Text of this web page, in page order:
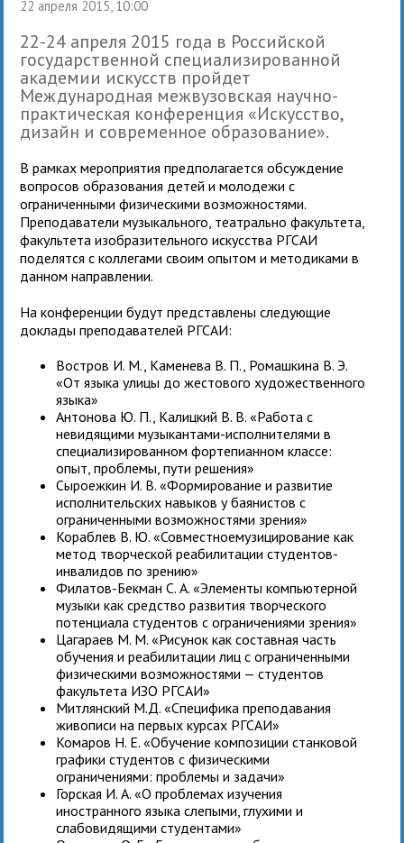
22 апреля 2015, 10:00
22-24 апреля 2015 года в Российской
государственной специализированной
академии искусств пройдет
Международная межвузовская научно-
практическая конференция «Искусство,
дизайн и современное образование».
В рамках мероприятия предполагается обсуждение
вопросов образования детей и молодежи с
ограниченными физическими возможностями.
Преподаватели музыкального, театрально факультета,
факультета изобразительного искусства РГСАИ
поделятся с коллегами своим опытом и методиками в
данном направлении.
На конференции будут представлены следующие
доклады преподавателей РГСАИ:
Востров И. М., Каменева В. П., Ромашкина В. Э.
«От языка улицы до жестового художественного
языка»
Антонова Ю. П., Калицкий В. В. «Работа с
невидящими музыкантами-исполнителями в
специализированном фортепианном классе:
опыт, проблемы, пути решения»
Сыроежкин И. В. «Формирование и развитие
исполнительских навыков у баянистов с
ограниченными возможностями зрения»
Кораблев В. Ю. «Совместноемузицирование как
метод творческой реабилитации студентов-
инвалидов по зрению»
Филатов-Бекман С. А. «Элементы компьютерной
музыки как средство развития творческого
потенциала студентов с ограничениями зрения»
Цагараев М. М. «Рисунок как составная часть
обучения и реабилитации лиц с ограниченными
физическими возможностями — студентов
факультета ИЗО РГСАИ»
Митлянский М.Д. «Специфика преподавания
живописи на первых курсах РГСАИ»
Комаров Н. Е. «Обучение композиции станковой
графики студентов с физическими
ограничениями: проблемы и задачи»
Горская И. А. «О проблемах изучения
иностранного языка слепыми, глухими и
слабовидящими студентами»